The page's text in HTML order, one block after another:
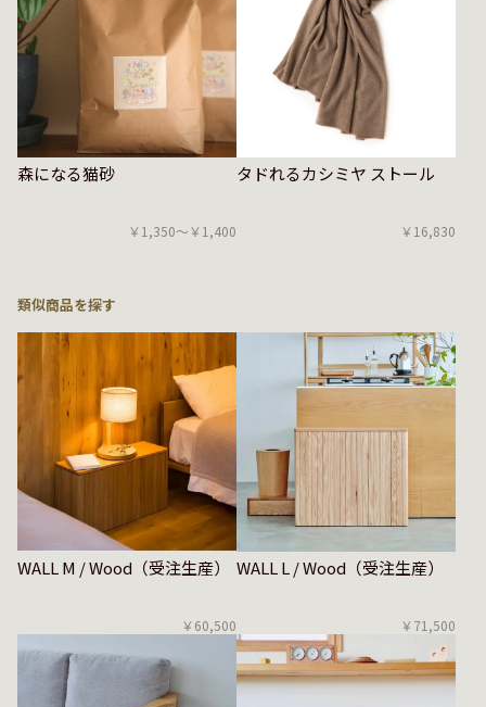
森になる猫砂
￥1,350〜￥1,400
タドれるカシミヤ ストール
￥16,830
類似商品を探す
WALL M / Wood（受注生産）
￥60,500
WALL L / Wood（受注生産）
￥71,500